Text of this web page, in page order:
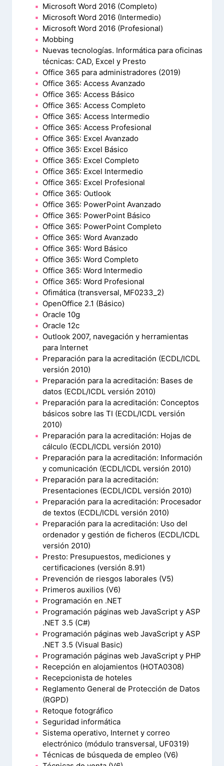
Microsoft Word 2016 (Completo)
Microsoft Word 2016 (Intermedio)
Microsoft Word 2016 (Profesional)
Mobbing
Nuevas tecnologías. Informática para oficinas
técnicas: CAD, Excel y Presto
Office 365 para administradores (2019)
Office 365: Access Avanzado
Office 365: Access Básico
Office 365: Access Completo
Office 365: Access Intermedio
Office 365: Access Profesional
Office 365: Excel Avanzado
Office 365: Excel Básico
Office 365: Excel Completo
Office 365: Excel Intermedio
Office 365: Excel Profesional
Office 365: Outlook
Office 365: PowerPoint Avanzado
Office 365: PowerPoint Básico
Office 365: PowerPoint Completo
Office 365: Word Avanzado
Office 365: Word Básico
Office 365: Word Completo
Office 365: Word Intermedio
Office 365: Word Profesional
Ofimática (transversal, MF0233_2)
OpenOffice 2.1 (Básico)
Oracle 10g
Oracle 12c
Outlook 2007, navegación y herramientas
para Internet
Preparación para la acreditación (ECDL/ICDL
versión 2010)
Preparación para la acreditación: Bases de
datos (ECDL/ICDL versión 2010)
Preparación para la acreditación: Conceptos
básicos sobre las TI (ECDL/ICDL versión
2010)
Preparación para la acreditación: Hojas de
cálculo (ECDL/ICDL versión 2010)
Preparación para la acreditación: Información
y comunicación (ECDL/ICDL versión 2010)
Preparación para la acreditación:
Presentaciones (ECDL/ICDL versión 2010)
Preparación para la acreditación: Procesador
de textos (ECDL/ICDL versión 2010)
Preparación para la acreditación: Uso del
ordenador y gestión de ficheros (ECDL/ICDL
versión 2010)
Presto: Presupuestos, mediciones y
certificaciones (versión 8.91)
Prevención de riesgos laborales (V5)
Primeros auxilios (V6)
Programación en .NET
Programación páginas web JavaScript y ASP
.NET 3.5 (C#)
Programación páginas web JavaScript y ASP
.NET 3.5 (Visual Basic)
Programación páginas web JavaScript y PHP
Recepción en alojamientos (HOTA0308)
Recepcionista de hoteles
Reglamento General de Protección de Datos
(RGPD)
Retoque fotográfico
Seguridad informática
Sistema operativo, Internet y correo
electrónico (módulo transversal, UF0319)
Técnicas de búsqueda de empleo (V6)